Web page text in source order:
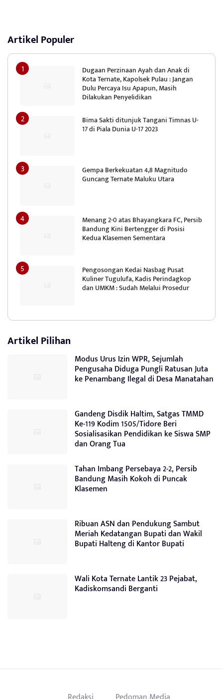
Artikel Populer
Dugaan Perzinaan Ayah dan Anak di
Kota Ternate, Kapolsek Pulau : Jangan
Dulu Percaya Isu Apapun, Masih
Dilakukan Penyelidikan
Bima Sakti ditunjuk Tangani Timnas U-
17 di Piala Dunia U-17 2023
Gempa Berkekuatan 4,8 Magnitudo
Guncang Ternate Maluku Utara
Menang 2-0 atas Bhayangkara FC, Persib
Bandung Kini Bertengger di Posisi
Kedua Klasemen Sementara
Pengosongan Kedai Nasbag Pusat
Kuliner Tugulufa, Kadis Perindagkop
dan UMKM : Sudah Melalui Prosedur
Artikel Pilihan
Modus Urus Izin WPR, Sejumlah
Pengusaha Diduga Pungli Ratusan Juta
ke Penambang Ilegal di Desa Manatahan
Gandeng Disdik Haltim, Satgas TMMD
Ke-119 Kodim 1505/Tidore Beri
Sosialisasikan Pendidikan ke Siswa SMP
dan Orang Tua
Tahan Imbang Persebaya 2-2, Persib
Bandung Masih Kokoh di Puncak
Klasemen
Ribuan ASN dan Pendukung Sambut
Meriah Kedatangan Bupati dan Wakil
Bupati Halteng di Kantor Bupati
Wali Kota Ternate Lantik 23 Pejabat,
Kadiskomsandi Berganti